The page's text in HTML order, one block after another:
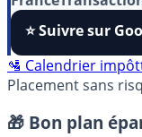
algorithmes et ne
⭐️ Suivre sur
Placement sans